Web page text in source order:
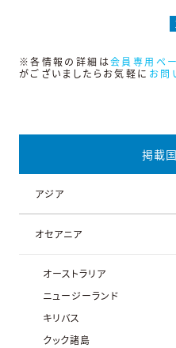
※各情報の詳細は会員専用ペ
がございましたらお気軽に お問
掲載
アジア
オセアニア
オーストラリア
ニュージーランド
キリバス
クック諸島